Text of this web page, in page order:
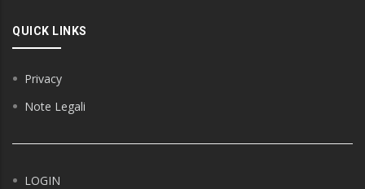
QUICK LINKS
Privacy
Note Legali
LOGIN